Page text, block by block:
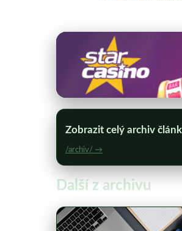
Zobrazit celý archiv
/archiv/ →
Další z archivu